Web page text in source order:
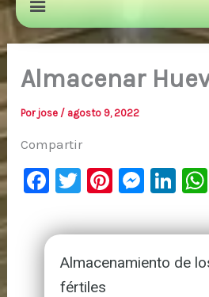
Almacenar
Por jose / agosto 9, 2022
Compartir
F
c
e
b
T
tt
er
Pi
er
e
M
s
s
Li
k
e
Almacenamiento de
fértiles